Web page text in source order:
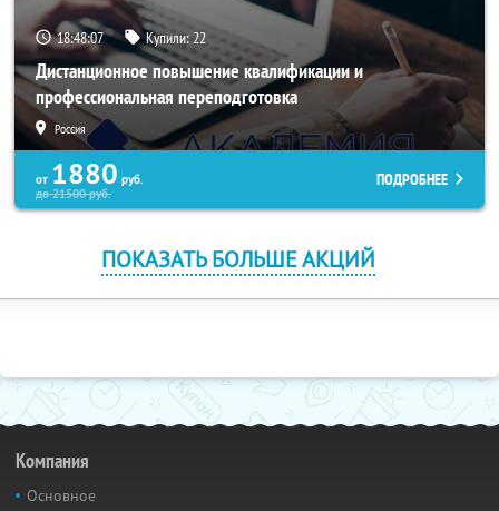
18:48:07 Купили:22
Дистанционное повышение квалификации и
профессиональная переподготовка
Россия
от 1880 руб.
до21500руб.
ПОДРОБНЕЕ
ПОКАЗАТЬ БОЛЬШЕ АКЦИЙ
Компания
Основное